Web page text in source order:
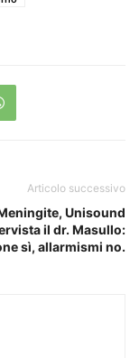
Articolo successivo
Unisound
il dr. Masullo:
sì, allarmismi no.